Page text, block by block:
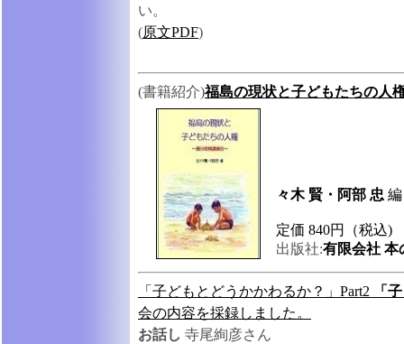
い。
(原文PDF)
(書籍紹介)福島の現状と子どもたちの人
々木 賢・阿部 忠
定価 840円（税込)
出版社:有限会社 本
「子どもとどうかかわるか？」Part2
「
会の内容を採録しました。
お話し 寺尾絢彦さん